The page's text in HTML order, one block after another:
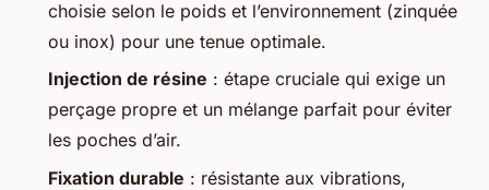
choisie selon le poids et l’environnement (zinquée
ou inox) pour une tenue optimale.
Injection de résine : étape cruciale qui exige un
perçage propre et un mélange parfait pour éviter
les poches d’air.
Fixation durable : résistante aux vibrations,